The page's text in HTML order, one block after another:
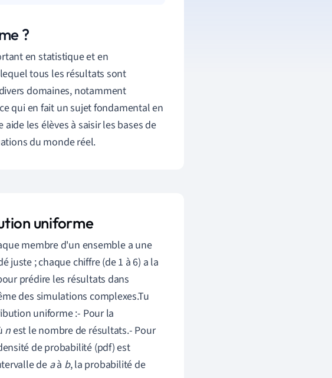
?
en statistique et en
tous les résultats sont
domaines, notamment
qui en fait un sujet fondamental en
les élèves à saisir les bases de
du monde réel.
uniforme
membre d'un ensemble a une
juste ; chaque chiffre (de 1 à 6) a la
prédire les résultats dans
des simulations complexes.Tu
uniforme :- Pour la
nest le nombre de résultats.- Pour
de probabilité (pdf) est
deaà b, la probabilité de